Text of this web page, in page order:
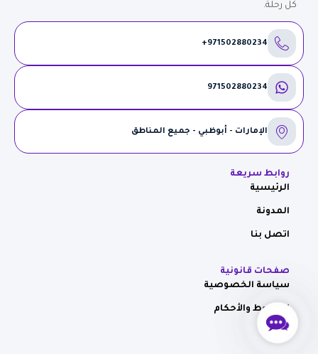
كل رحلة.
971502880234+
971502880234
الإمارات - أبوظبي - جميع المناطق
روابط سريعة
الرئيسية
المدونة
اتصل بنا
صفحات قانونية
سياسة الخصوصية
الشروط والأحكام
Contact
Us